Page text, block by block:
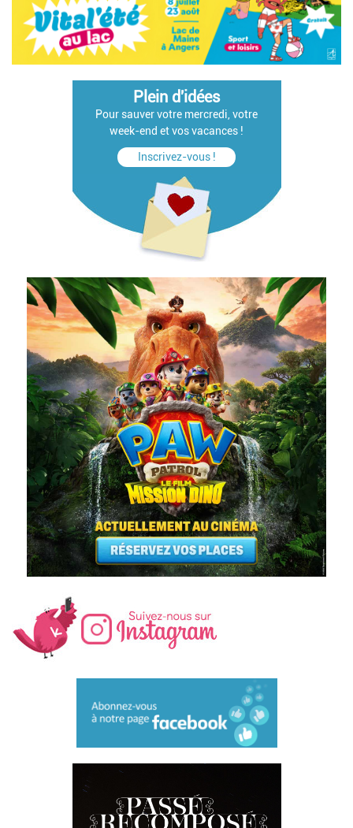
Plein d'idées
Pour sauver votre mercredi, votre
week-end et vos vacances !
Inscrivez-vous !